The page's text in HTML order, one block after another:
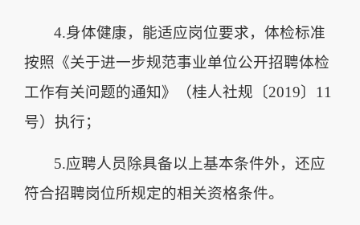
4.身体健康，能适应岗位要求，体检标准
按照《关于进一步规范事业单位公开招聘体检
工作有关问题的通知》（桂人社规〔2019〕11
号）执行；
5.应聘人员除具备以上基本条件外，还应
符合招聘岗位所规定的相关资格条件。